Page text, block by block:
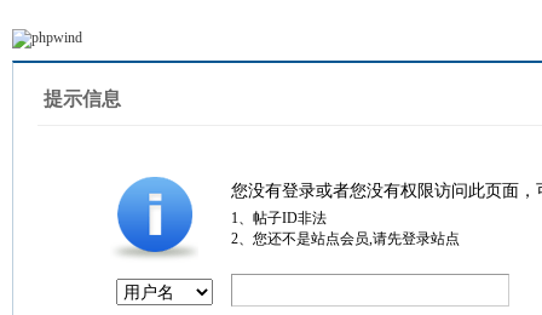
提示信息
您没有登录或者您没有权限访问此页面
1、帖子ID非法
2、您还不是站点会员,请先登录站点